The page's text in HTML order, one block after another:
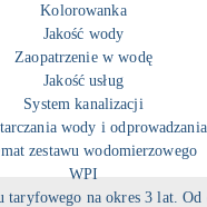
Kolorowanka
Jakość wody
Zaopatrzenie w wodę
Jakość usług
System kanalizacji
wody i
zestawu wodomierzowego
WPI
taryfowego na okres 3 lat. Od